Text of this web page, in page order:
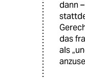
dann
das
als